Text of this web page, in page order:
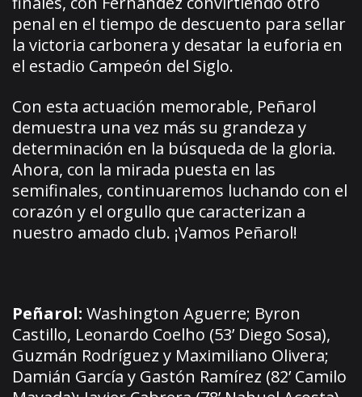
penal en el tiempo de descuento para sellar
la victoria carbonera y desatar la euforia en
el estadio Campeón del Siglo.
Con esta actuación memorable, Peñarol
demuestra una vez más su grandeza y
determinación en la búsqueda de la gloria.
Ahora, con la mirada puesta en las
semifinales, continuaremos luchando con el
corazón y el orgullo que caracterizan a
nuestro amado club. ¡Vamos Peñarol!
Peñarol: Washington Aguerre; Byron
Castillo, Leonardo Coelho (53’ Diego Sosa),
Guzmán Rodríguez y Maximiliano Olivera;
Damián García y Gastón Ramírez (82’ Camilo